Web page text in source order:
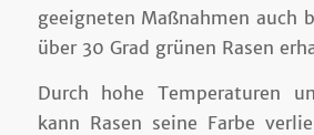
geeigneten Maßnahmen auch
über 30 Grad grünen Rasen
Durch hohe Temperaturen
kann Rasen seine Farbe